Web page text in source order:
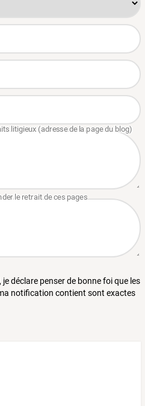
déclare penser de bonne foi que les
notification contient sont exactes